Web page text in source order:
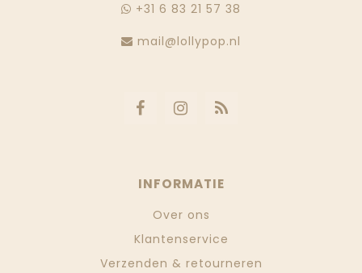
+31 6 83 21 57 38
mail@lollypop.nl
INFORMATIE
Over ons
Klantenservice
Verzenden & retourneren